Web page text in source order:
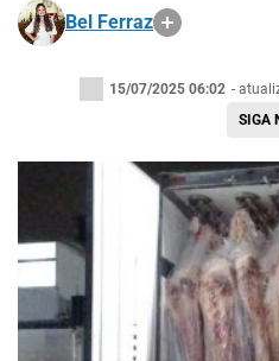
Bel Ferraz
15/07/2025 06:02 -
SIGA